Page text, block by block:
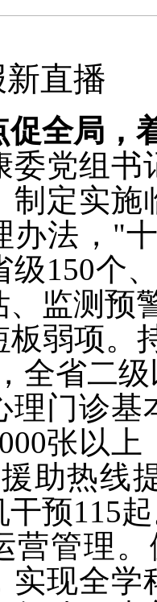
直播
促全局，
委党组书
制定实
办法，"
级150个
、监测预
板弱项。
全省二
理门诊基
张以
助热线
干预115
营管理
实现全